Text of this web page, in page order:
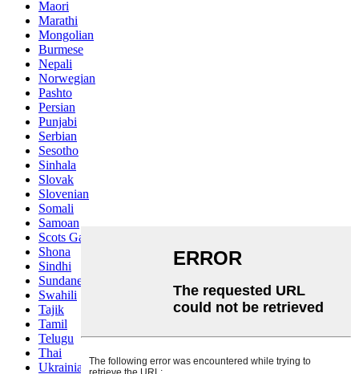
Maori
Marathi
Mongolian
Burmese
Nepali
Norwegian
Pashto
Persian
Punjabi
Serbian
Sesotho
Sinhala
Slovak
Slovenian
Somali
Samoan
Scots Gaelic
Shona
Sindhi
Sundanese
Swahili
Tajik
Tamil
Telugu
Thai
Ukrainian